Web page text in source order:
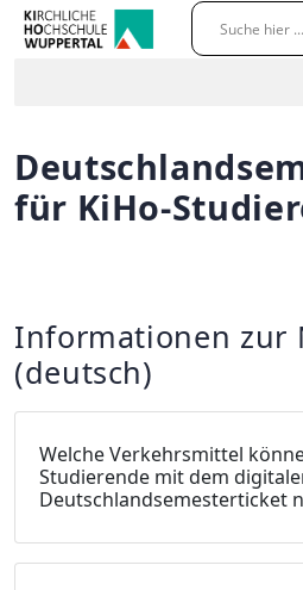
für KiHo-
Informationen zur
(deutsch)
Welche Verkehrsmittel
Studierende mit dem
Deutschlandsemesterticket